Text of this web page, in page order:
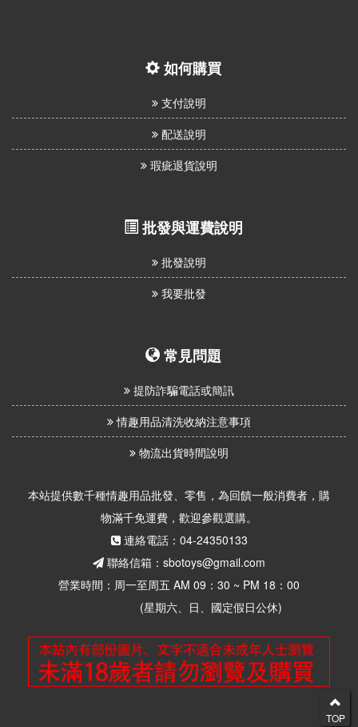
如何購買
支付說明
配送說明
瑕疵退貨說明
批發與運費說明
批發說明
我要批發
常見問題
提防詐騙電話或簡訊
情趣用品清洗收納注意事項
物流出貨時間說明
本站提供數千種情趣用品批發、零售，為回饋一般消費者，購
物滿千免運費，歡迎參觀選購。
連絡電話：04-24350133
聯絡信箱：sbotoys@gmail.com
營業時間：周一至周五 AM 09：30 ~ PM 18：00
(星期六、日、國定假日公休)
TOP